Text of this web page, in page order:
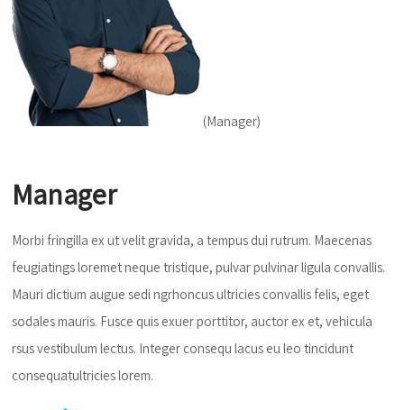
(Manager)
Manager
Morbi fringilla ex ut velit gravida, a tempus dui rutrum. Maecenas
feugiatings loremet neque tristique, pulvar pulvinar ligula convallis.
Mauri dictium augue sedi ngrhoncus ultricies convallis felis, eget
sodales mauris. Fusce quis exuer porttitor, auctor ex et, vehicula
rsus vestibulum lectus. Integer consequ lacus eu leo tincidunt
consequatultricies lorem.